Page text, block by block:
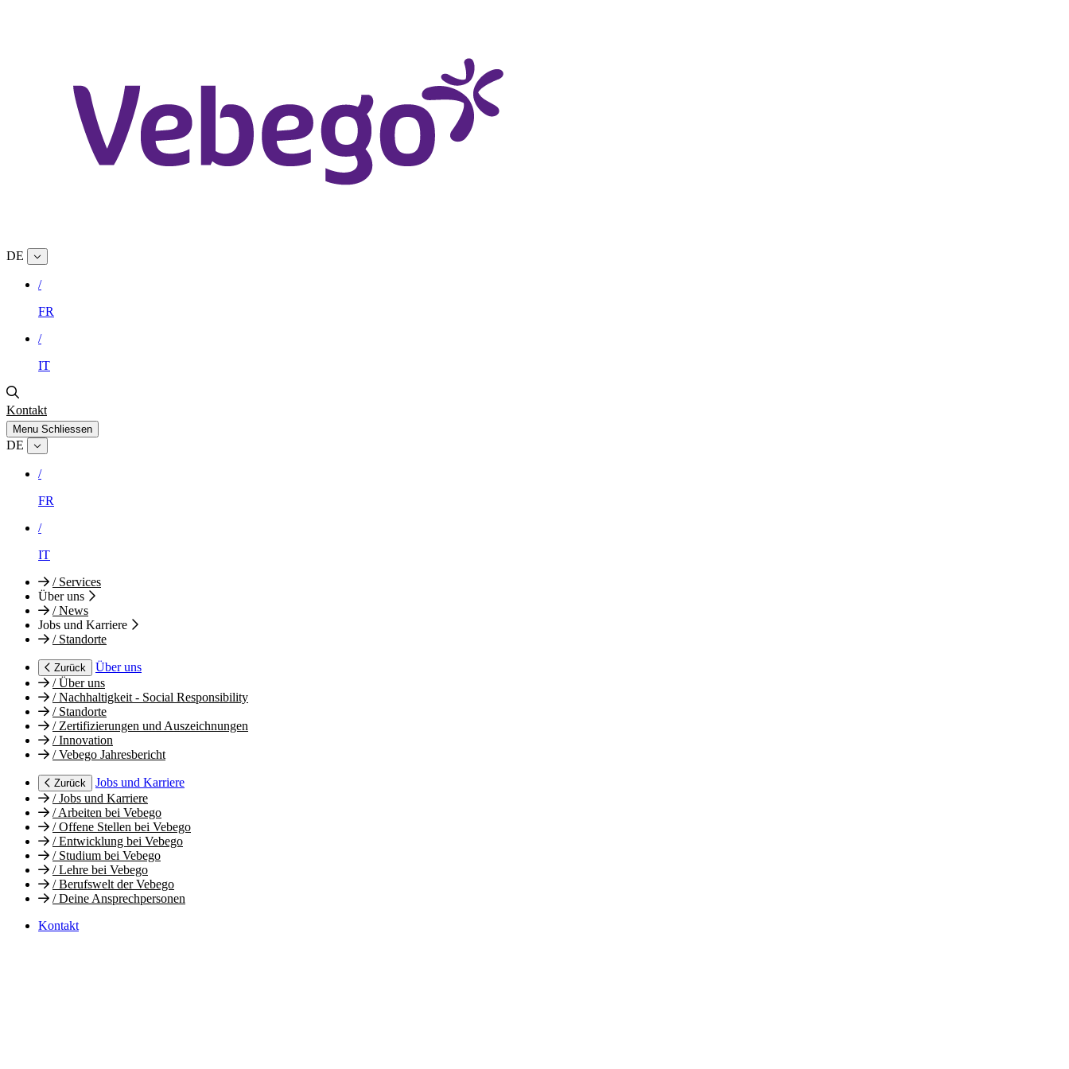
DE
/
FR
/
IT
Kontakt
Menu Schliessen
DE
/
FR
/
IT
/Services
Über uns
/News
Jobs und Karriere
/Standorte
Zurück
Über uns
/Über uns
/Nachhaltigkeit - Social Responsibility
/Standorte
/Zertifizierungen und Auszeichnungen
/Innovation
/Vebego Jahresbericht
Zurück
Jobs und Karriere
/Jobs und Karriere
/Arbeiten bei Vebego
/Offene Stellen bei Vebego
/Entwicklung bei Vebego
/Studium bei Vebego
/Lehre bei Vebego
/Berufswelt der Vebego
/Deine Ansprechpersonen
Kontakt